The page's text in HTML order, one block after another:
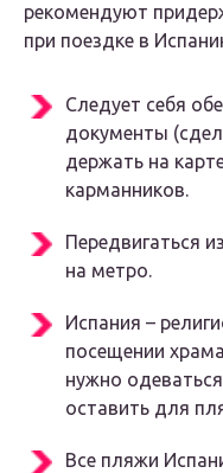
рекомендуют
при поездке в
Следует себя
документы
держать на
карманников.
Передвигаться
на метро.
Испания –
посещении
нужно
оставить для
Все пляжи